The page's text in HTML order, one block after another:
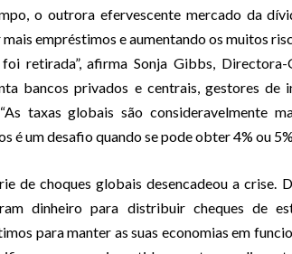
o outrora efervescente mercado da
empréstimos e aumentando os muitos
retirada”, afirma Sonja Gibbs,
bancos privados e centrais, gestores de
taxas globais são consideravelmente
é um desafio quando se pode obter 4% ou
de choques globais desencadeou a crise.
dinheiro para distribuir cheques de
para manter as suas economias em